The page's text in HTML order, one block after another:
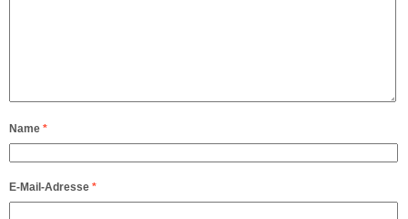
Name *
E-Mail-Adresse *